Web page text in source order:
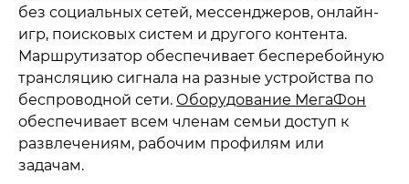
без социальных сетей, мессенджеров, онлайн-
игр, поисковых систем и другого контента.
Маршрутизатор обеспечивает бесперебойную
трансляцию сигнала на разные устройства по
беспроводной сети. Оборудование МегаФон
обеспечивает всем членам семьи доступ к
развлечениям, рабочим профилям или
задачам.